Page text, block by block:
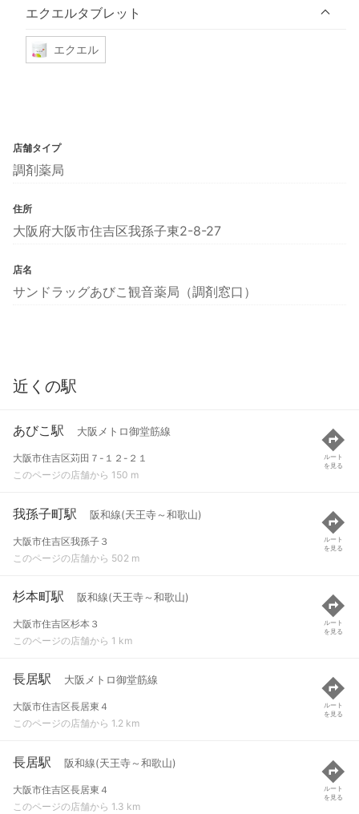
エクエルタブレット
エクエル
店舗タイプ
調剤薬局
住所
大阪府大阪市住吉区我孫子東2-8-27
店名
サンドラッグあびこ観音薬局（調剤窓口）
近くの駅
あびこ駅 大阪メトロ御堂筋線
大阪市住吉区苅田７-１２-２１
このページの店舗から 150 m
ルート
を見る
我孫子町駅 阪和線(天王寺～和歌山)
大阪市住吉区我孫子３
このページの店舗から 502 m
ルート
を見る
杉本町駅 阪和線(天王寺～和歌山)
大阪市住吉区杉本３
このページの店舗から 1 km
ルート
を見る
長居駅 大阪メトロ御堂筋線
大阪市住吉区長居東４
このページの店舗から 1.2 km
ルート
を見る
長居駅 阪和線(天王寺～和歌山)
大阪市住吉区長居東４
このページの店舗から 1.3 km
ルート
を見る